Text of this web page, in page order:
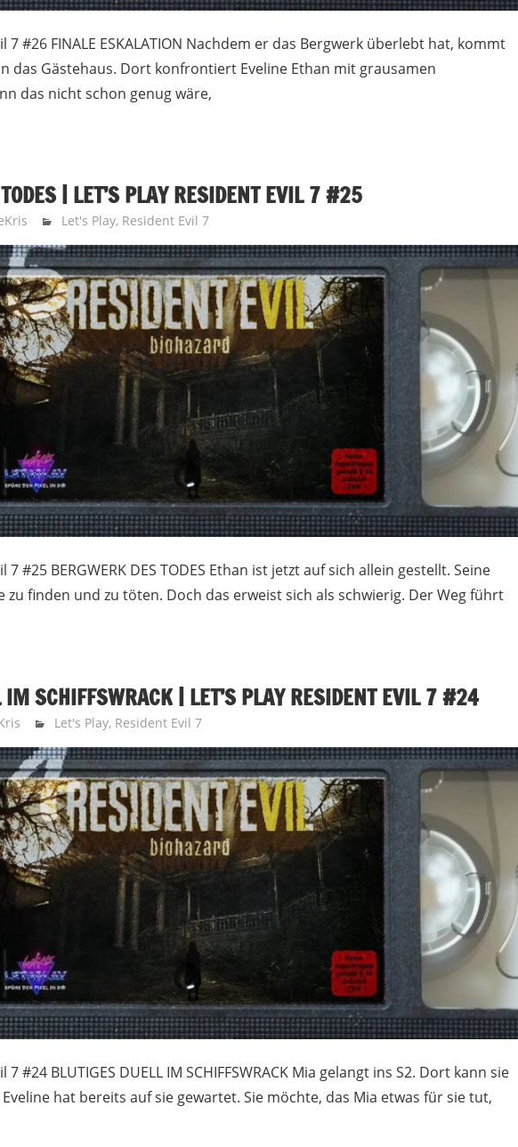
7 #26 FINALE ESKALATION Nachdem er das Bergwerk überlebt hat, kommt
das Gästehaus. Dort konfrontiert Eveline Ethan mit grausamen
das nicht schon genug wäre,
| LET’S PLAY RESIDENT EVIL 7 #25
Let's Play, Resident Evil 7
7 #25 BERGWERK DES TODES Ethan ist jetzt auf sich allein gestellt. Seine
zu finden und zu töten. Doch das erweist sich als schwierig. Der Weg führt
IM SCHIFFSWRACK | LET’S PLAY RESIDENT EVIL 7 #24
Let's Play, Resident Evil 7
7 #24 BLUTIGES DUELL IM SCHIFFSWRACK Mia gelangt ins S2. Dort kann sie
hat bereits auf sie gewartet. Sie möchte, das Mia etwas für sie tut,